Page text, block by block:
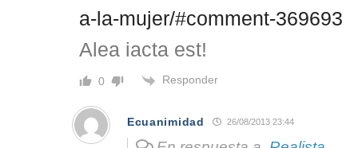
a-la-mujer/#comment-369693
Alea iacta est!
0 Responder
Ecuanimidad 26/08/2013 23:44